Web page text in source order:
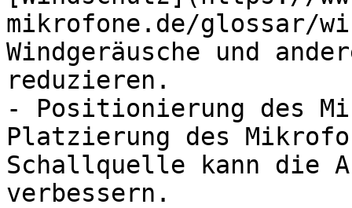
mikrofone.de/glossar/
Windgeräusche und
reduzieren.
- Positionierung des
Platzierung des
Schallquelle kann die
verbessern.